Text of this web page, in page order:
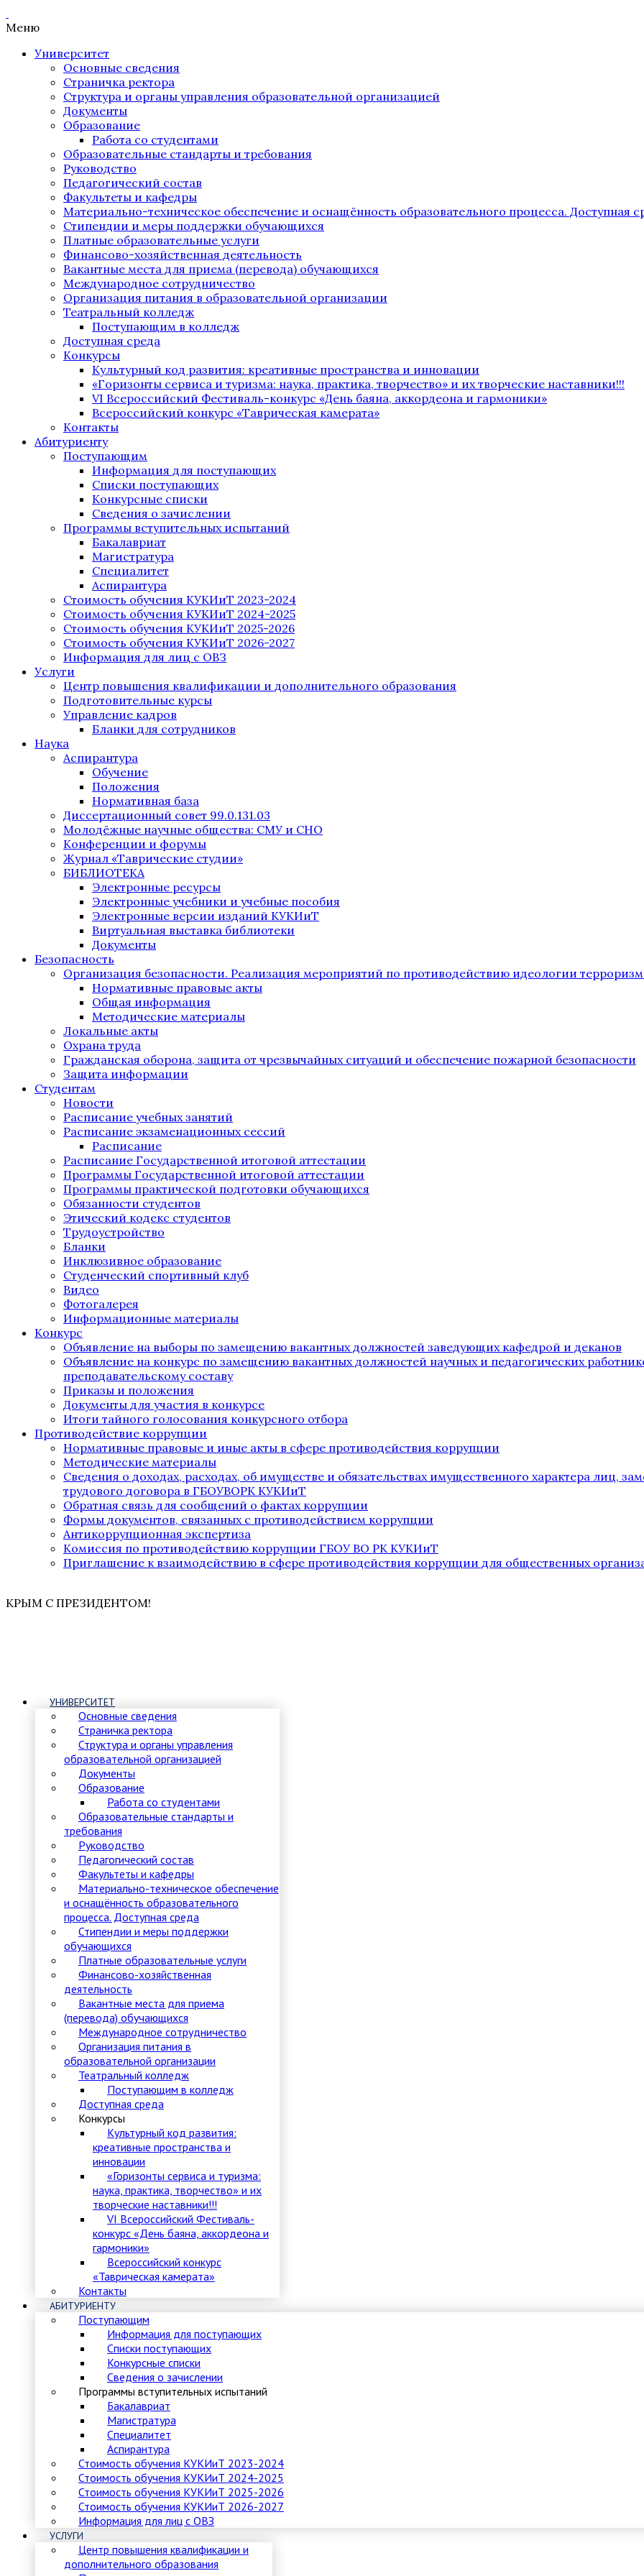
Меню
Университет
Основные сведения
Страничка ректора
Структура и органы управления образовательной организацией
Документы
Образование
Работа со студентами
Образовательные стандарты и требования
Руководство
Педагогический состав
Факультеты и кафедры
Материально-техническое обеспечение и оснащённость образовательного процесса. Доступная
Стипендии и меры поддержки обучающихся
Платные образовательные услуги
Финансово-хозяйственная деятельность
Вакантные места для приема (перевода) обучающихся
Международное сотрудничество
Организация питания в образовательной организации
Театральный колледж
Поступающим в колледж
Доступная среда
Конкурсы
Культурный код развития: креативные пространства и инновации
«Горизонты сервиса и туризма: наука, практика, творчество» и их творческие наставники!!!
VI Всероссийский Фестиваль-конкурс «День баяна, аккордеона и гармоники»
Всероссийский конкурс «Таврическая камерата»
Контакты
Абитуриенту
Поступающим
Информация для поступающих
Списки поступающих
Конкурсные списки
Сведения о зачислении
Программы вступительных испытаний
Бакалавриат
Магистратура
Специалитет
Аспирантура
Стоимость обучения КУКИиТ 2023-2024
Стоимость обучения КУКИиТ 2024-2025
Стоимость обучения КУКИиТ 2025-2026
Стоимость обучения КУКИиТ 2026-2027
Информация для лиц с ОВЗ
Услуги
Центр повышения квалификации и дополнительного образования
Подготовительные курсы
Управление кадров
Бланки для сотрудников
Наука
Аспирантура
Обучение
Положения
Нормативная база
Диссертационный совет 99.0.131.03
Молодёжные научные общества: СМУ и СНО
Конференции и форумы
Журнал «Таврические студии»
БИБЛИОТЕКА
Электронные ресурсы
Электронные учебники и учебные пособия
Электронные версии изданий КУКИиТ
Виртуальная выставка библиотеки
Документы
Безопасность
Организация безопасности. Реализация мероприятий по противодействию идеологии
Нормативные правовые акты
Общая информация
Методические материалы
Локальные акты
Охрана труда
Гражданская оборона, защита от чрезвычайных ситуаций и обеспечение пожарной безопасности
Защита информации
Студентам
Новости
Расписание учебных занятий
Расписание экзаменационных сессий
Расписание
Расписание Государственной итоговой аттестации
Программы Государственной итоговой аттестации
Программы практической подготовки обучающихся
Обязанности студентов
Этический кодекс студентов
Трудоустройство
Бланки
Инклюзивное образование
Студенческий спортивный клуб
Видео
Фотогалерея
Информационные материалы
Конкурс
Объявление на выборы по замещению вакантных должностей заведующих кафедрой и деканов
Объявление на конкурс по замещению вакантных должностей научных и педагогических
преподавательскому составу
Приказы и положения
Документы для участия в конкурсе
Итоги тайного голосования конкурсного отбора
Противодействие коррупции
Нормативные правовые и иные акты в сфере противодействия коррупции
Методические материалы
Сведения о доходах, расходах, об имуществе и обязательствах имущественного характера лиц,
трудового договора в ГБОУВОРК КУКИиТ
Обратная связь для сообщений о фактах коррупции
Формы документов, связанных с противодействием коррупции
Антикоррупционная экспертиза
Комиссия по противодействию коррупции ГБОУ ВО РК КУКИиТ
Приглашение к взаимодействию в сфере противодействия коррупции для общественных
КРЫМ С ПРЕЗИДЕНТОМ!
УНИВЕРСИТЕТ
Основные сведения
Страничка ректора
Структура и органы управления
образовательной организацией
Документы
Образование
Работа со студентами
Образовательные стандарты и
требования
Руководство
Педагогический состав
Факультеты и кафедры
Материально-техническое обеспечение
и оснащённость образовательного
процесса. Доступная среда
Стипендии и меры поддержки
обучающихся
Платные образовательные услуги
Финансово-хозяйственная
деятельность
Вакантные места для приема
(перевода) обучающихся
Международное сотрудничество
Организация питания в
образовательной организации
Театральный колледж
Поступающим в колледж
Доступная среда
Конкурсы
Культурный код развития:
креативные пространства и
инновации
«Горизонты сервиса и туризма:
наука, практика, творчество» и их
творческие наставники!!!
VI Всероссийский Фестиваль-
конкурс «День баяна, аккордеона и
гармоники»
Всероссийский конкурс
«Таврическая камерата»
Контакты
АБИТУРИЕНТУ
Поступающим
Информация для поступающих
Списки поступающих
Конкурсные списки
Сведения о зачислении
Программы вступительных испытаний
Бакалавриат
Магистратура
Специалитет
Аспирантура
Стоимость обучения КУКИиТ 2023-2024
Стоимость обучения КУКИиТ 2024-2025
Стоимость обучения КУКИиТ 2025-2026
Стоимость обучения КУКИиТ 2026-2027
Информация для лиц с ОВЗ
УСЛУГИ
Центр повышения квалификации и
дополнительного образования